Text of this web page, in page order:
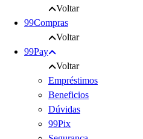
Voltar
99Compras
Voltar
99Pay
Voltar
Empréstimos
Beneficios
Dúvidas
99Pix